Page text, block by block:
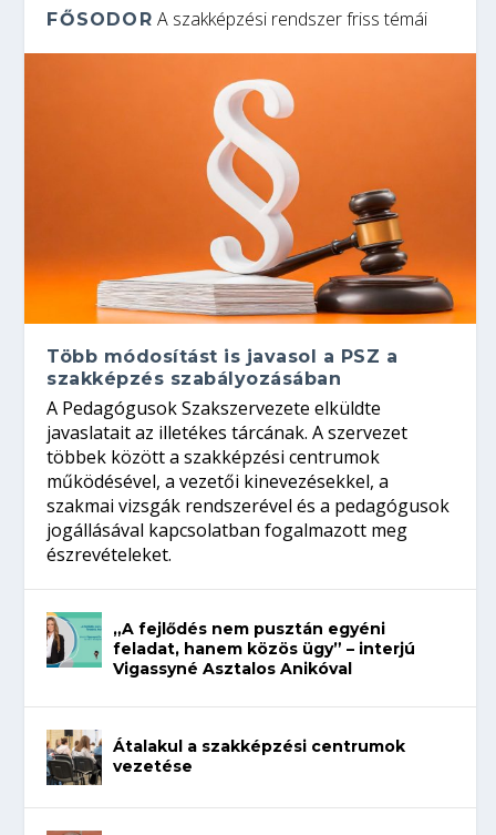
FŐSODOR A szakképzési rendszer friss témái
Több módosítást is javasol a PSZ a
szakképzés szabályozásában
A Pedagógusok Szakszervezete elküldte
javaslatait az illetékes tárcának. A szervezet
többek között a szakképzési centrumok
működésével, a vezetői kinevezésekkel, a
szakmai vizsgák rendszerével és a pedagógusok
jogállásával kapcsolatban fogalmazott meg
észrevételeket.
„A fejlődés nem pusztán egyéni
feladat, hanem közös ügy” – interjú
Vigassyné Asztalos Anikóval
Átalakul a szakképzési centrumok
vezetése